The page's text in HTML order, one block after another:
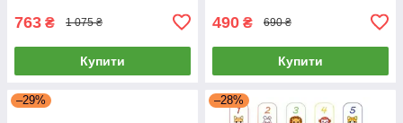
763 ₴ 1 075 ₴
Купити
490 ₴ 690 ₴
Купити
–29% –28%